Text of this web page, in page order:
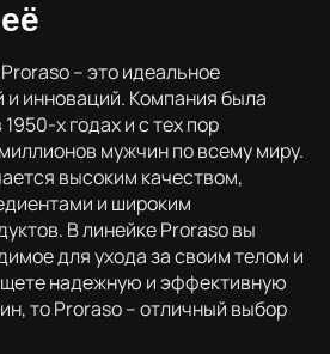
– это идеальное
и инноваций. Компания была
х годах и с тех пор
мужчин по всему миру.
высоким качеством,
и широким
В линейке Proraso вы
для ухода за своим телом и
надежную и эффективную
то Proraso – отличный выбор